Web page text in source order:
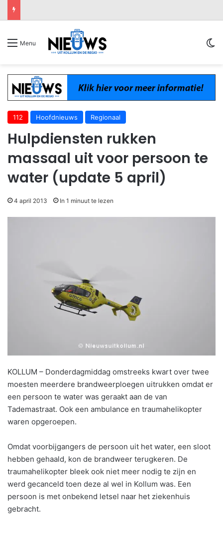
Menu
112 Hoofdnieuws Regionaal
Hulpdiensten rukken
massaal uit voor persoon te
water (update 5 april)
4 april 2013 In 1 minuut te lezen
KOLLUM – Donderdagmiddag omstreeks kwart over twee
moesten meerdere brandweerploegen uitrukken omdat er
een persoon te water was geraakt aan de van
Tademastraat. Ook een ambulance en traumahelikopter
waren opgeroepen.
Omdat voorbijgangers de persoon uit het water, een sloot
hebben gehaald, kon de brandweer terugkeren. De
traumahelikopter bleek ook niet meer nodig te zijn en
werd gecanceld toen deze al wel in Kollum was. Een
persoon is met onbekend letsel naar het ziekenhuis
gebracht.